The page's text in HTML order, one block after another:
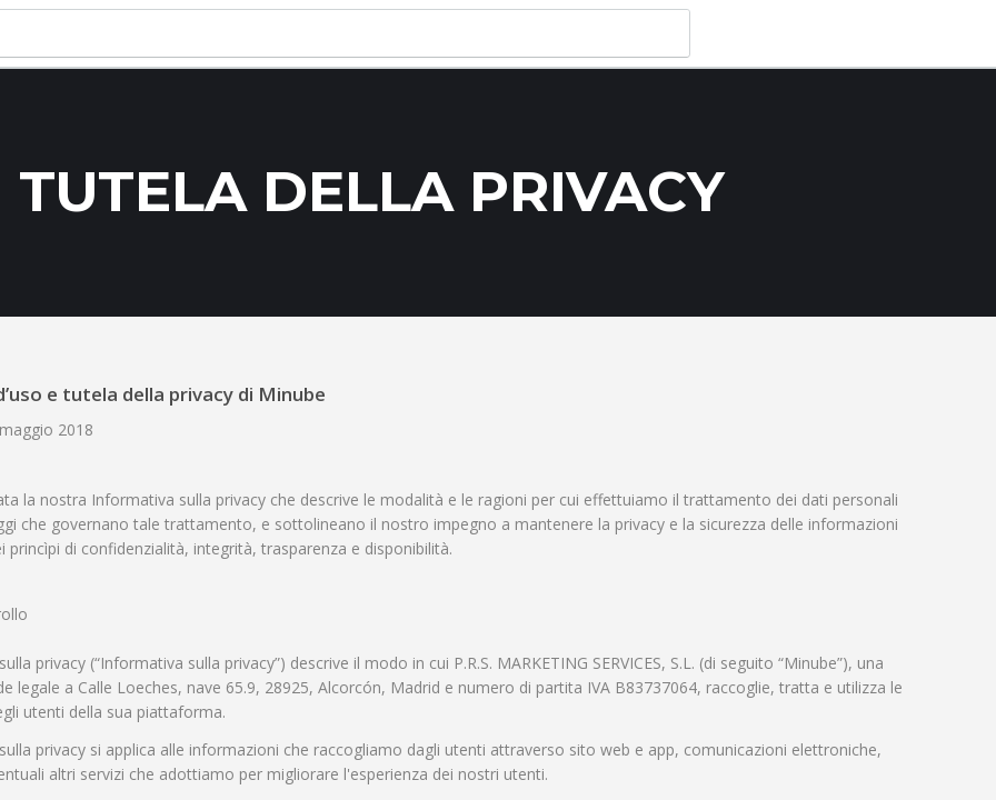
TUTELA DELLA PRIVACY
e tutela della privacy di Minube
2018
la nostra Informativa sulla privacy che descrive le modalità e le ragioni per cui effettuiamo il trattamento dei dati personali
che governano tale trattamento, e sottolineano il nostro impegno a mantenere la privacy e la sicurezza delle informazioni
princìpi di confidenzialità, integrità, trasparenza e disponibilità.
privacy (“Informativa sulla privacy”) descrive il modo in cui P.R.S. MARKETING SERVICES, S.L. (di seguito “Minube”), una
legale a Calle Loeches, nave 65.9, 28925, Alcorcón, Madrid e numero di partita IVA B83737064, raccoglie, tratta e utilizza le
utenti della sua piattaforma.
privacy si applica alle informazioni che raccogliamo dagli utenti attraverso sito web e app, comunicazioni elettroniche,
altri servizi che adottiamo per migliorare l'esperienza dei nostri utenti.